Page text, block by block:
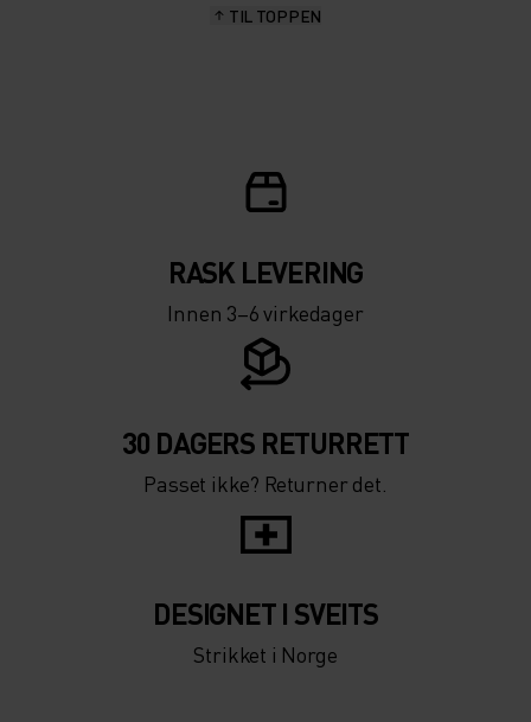
TIL TOPPEN
RASK LEVERING
Innen 3–6 virkedager
30 DAGERS RETURRETT
Passet ikke? Returner det.
DESIGNET I SVEITS
Strikket i Norge